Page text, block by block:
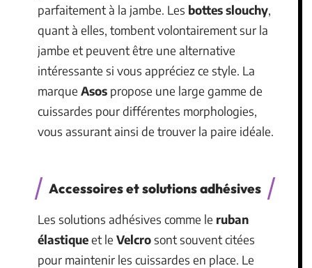
parfaitement à la jambe. Les bottes slouchy,
quant à elles, tombent volontairement sur la
jambe et peuvent être une alternative
intéressante si vous appréciez ce style. La
marque Asos propose une large gamme de
cuissardes pour différentes morphologies,
vous assurant ainsi de trouver la paire idéale.
Accessoires et solutions adhésives
Les solutions adhésives comme le ruban
élastiqueet le Velcrosont souvent citées
pour maintenir les cuissardes en place. Le